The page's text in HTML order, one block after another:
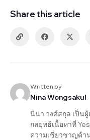
Share this article
Written by
Nina Wongsakul
นีน่า วงศ์สกุล เป็น
กลยุทธ์เนื้อหาที่
ความเชี่ยวชาญด้า